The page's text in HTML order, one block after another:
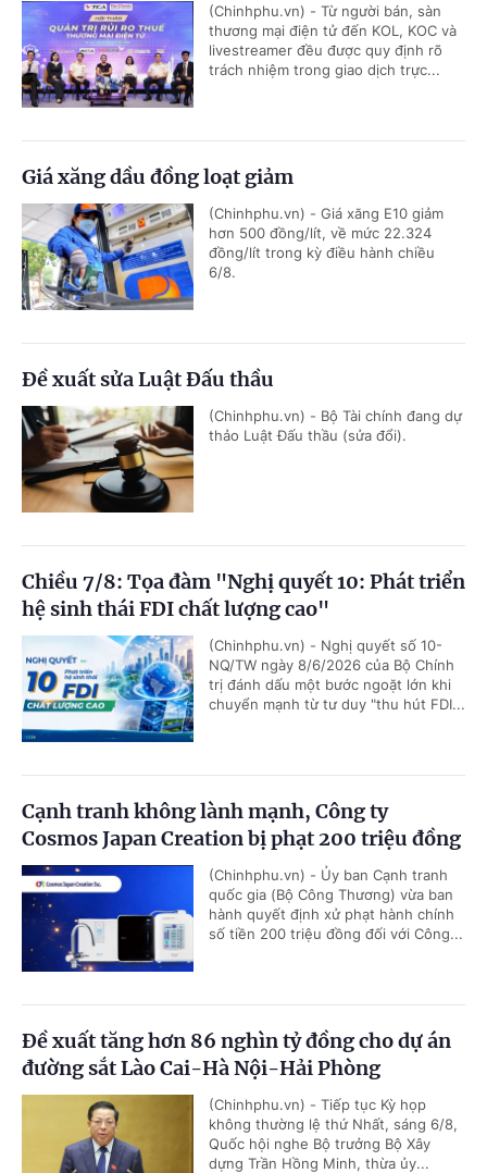
(Chinhphu.vn) - Từ người bán, sàn
thương mại điện tử đến KOL, KOC và
livestreamer đều được quy định rõ
trách nhiệm trong giao dịch trực...
Giá xăng dầu đồng loạt giảm
(Chinhphu.vn) - Giá xăng E10 giảm
hơn 500 đồng/lít, về mức 22.324
đồng/lít trong kỳ điều hành chiều
6/8.
Đề xuất sửa Luật Đấu thầu
(Chinhphu.vn) - Bộ Tài chính đang dự
thảo Luật Đấu thầu (sửa đổi).
Chiều 7/8: Tọa đàm "Nghị quyết 10: Phát triển
hệ sinh thái FDI chất lượng cao"
(Chinhphu.vn) - Nghị quyết số 10-
NQ/TW ngày 8/6/2026 của Bộ Chính
trị đánh dấu một bước ngoặt lớn khi
chuyển mạnh từ tư duy "thu hút FDI...
Cạnh tranh không lành mạnh, Công ty
Cosmos Japan Creation bị phạt 200 triệu đồng
(Chinhphu.vn) - Ủy ban Cạnh tranh
quốc gia (Bộ Công Thương) vừa ban
hành quyết định xử phạt hành chính
số tiền 200 triệu đồng đối với Công...
Đề xuất tăng hơn 86 nghìn tỷ đồng cho dự án
đường sắt Lào Cai-Hà Nội-Hải Phòng
(Chinhphu.vn) - Tiếp tục Kỳ họp
không thường lệ thứ Nhất, sáng 6/8,
Quốc hội nghe Bộ trưởng Bộ Xây
dựng Trần Hồng Minh, thừa ủy...